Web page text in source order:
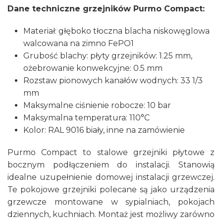
Dane techniczne grzejników Purmo Compact:
Materiał: głęboko tłoczna blacha niskowęglowa
walcowana na zimno FePO1
Grubość blachy: płyty grzejników: 1.25 mm,
ożebrowanie konwekcyjne: 0.5 mm
Rozstaw pionowych kanałów wodnych: 33 1/3
mm
Maksymalne ciśnienie robocze: 10 bar
Maksymalna temperatura: 110°C
Kolor: RAL 9016 biały, inne na zamówienie
Purmo Compact to stalowe grzejniki płytowe z
bocznym podłączeniem do instalacji. Stanowią
idealne uzupełnienie domowej instalacji grzewczej.
Te pokojowe grzejniki polecane są jako urządzenia
grzewcze montowane w sypialniach, pokojach
dziennych, kuchniach. Montaż jest możliwy zarówno